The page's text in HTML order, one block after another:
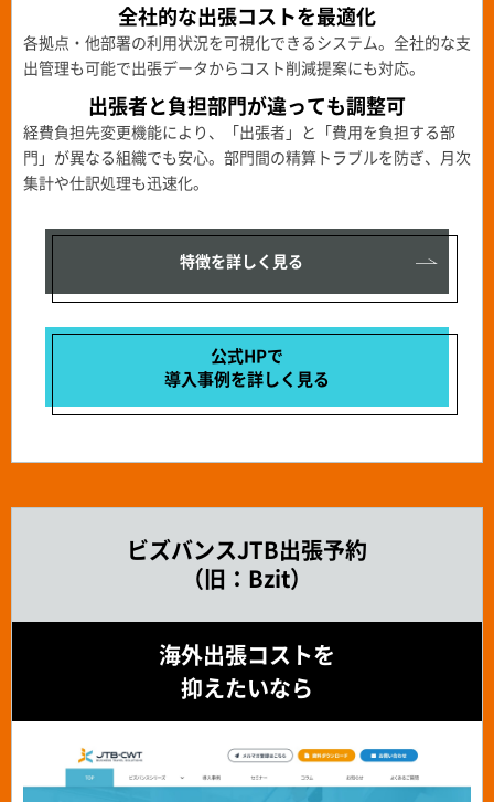
全社的な出張コストを最適化
各拠点・他部署の利用状況を可視化できるシステム。全社的な支
出管理も可能で出張データからコスト削減提案にも対応。
出張者と負担部門が違っても調整可
経費負担先変更機能により、「出張者」と「費用を負担する部
門」が異なる組織でも安心。部門間の精算トラブルを防ぎ、月次
集計や仕訳処理も迅速化。
特徴を詳しく見る
公式HPで
導入事例を詳しく見る
ビズバンスJTB出張予約
（旧：Bzit）
海外出張コストを
抑えたいなら